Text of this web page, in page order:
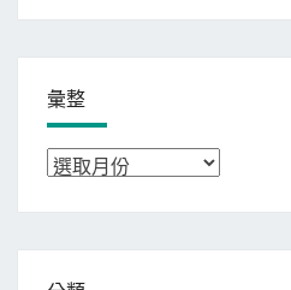
彙整
彙